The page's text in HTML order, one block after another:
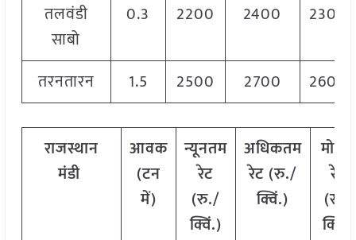
तलवंडी
साबो
0.3 2200 2400 2300
तरनतारन 1.5 2500 2700 2600
राजस्थान
मंडी
आवक
(टन
में)
न्यूनतम
रेट
(रु./
क्विं.)
अधिकतम
रेट (रु./
क्विं.)
मोडल
रेट
(रु./
क्विं.)